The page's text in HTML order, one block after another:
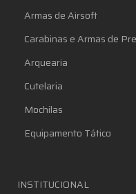
Armas de Airsoft
Carabinas e Armas de
Arquearia
Cutelaria
Mochilas
Equipamento Tático
INSTITUCIONAL